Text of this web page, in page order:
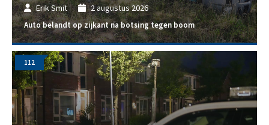
Erik Smit 2 augustus 2026
Auto belandt op zijkant na botsing tegen boom
112